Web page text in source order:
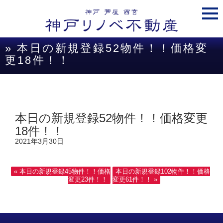
» 本日の新規登録52物件！！価格変
更18件！！
本日の新規登録52物件！！価格変更
18件！！
2021年3月30日
« 本日の新規登録45物件！！価格
変更23件！！
本日の新規登録102物件！！価格
変更61件！！ »